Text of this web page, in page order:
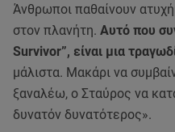
Άνθρωποι παθαίνουν
στον πλανήτη. Αυτό που
Survivor”, είναι μια
μάλιστα. Μακάρι να
ξαναλέω, ο Σταύρος να
δυνατόν δυνατότερος».